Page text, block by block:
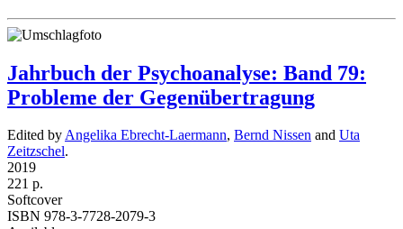
Jahrbuch der Psychoanalyse: Band 79:
Probleme der Gegenübertragung
Edited byAngelika Ebrecht-Laermann, Bernd Nissen and Uta
Zeitzschel.
2019
221 p.
Softcover
ISBN 978-3-7728-2079-3